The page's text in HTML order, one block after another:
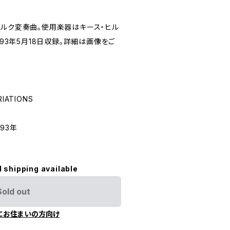
ク変奏曲。使用楽器はキース・ヒル
年5月18日収録。詳細は画像をご
年
shipping available
out
お住まいの方向け